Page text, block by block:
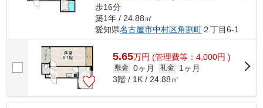
歩16分
築1年 / 24.88㎡
愛知県名古屋市中村区角割町２丁目6-1
5.65万円 (管理費等：4,000円 )
敷金 0ヶ月 礼金
1ヶ月
3階 / 1K / 24.88㎡